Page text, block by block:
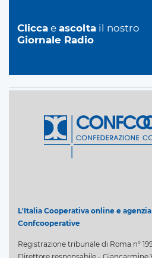
Clicca e ascolta il nostro
Giornale Radio
L'Italia Cooperativa online e
Confcooperative
Registrazione tribunale di Roma n°